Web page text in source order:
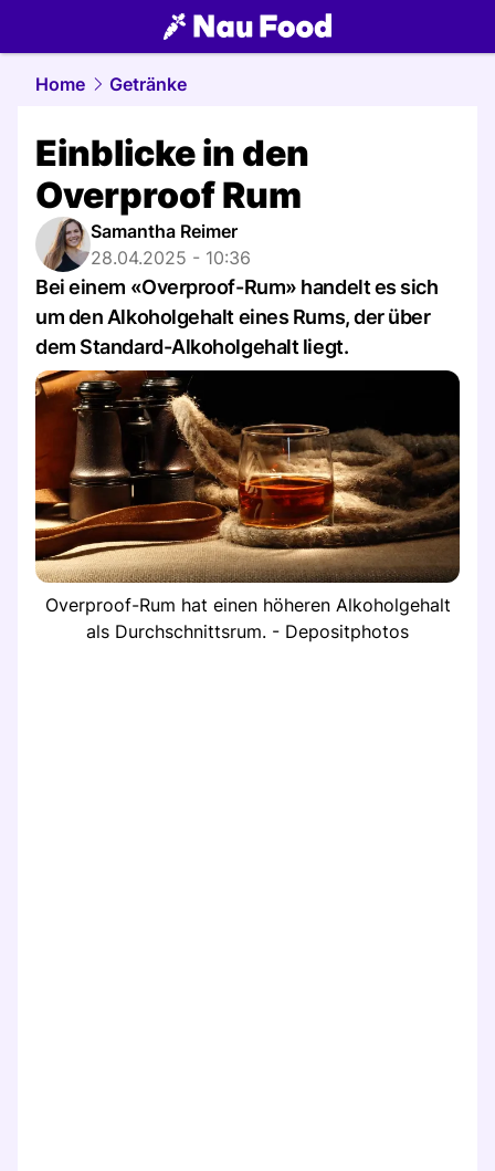
food.NAU.ch
Home Getränke
Einblicke in den
Overproof Rum
Samantha Reimer
28.04.2025 - 10:36
Bei einem «Overproof-Rum» handelt es sich
um den Alkoholgehalt eines Rums, der über
dem Standard-Alkoholgehalt liegt.
Overproof-Rum hat einen höheren Alkoholgehalt
als Durchschnittsrum. - Depositphotos